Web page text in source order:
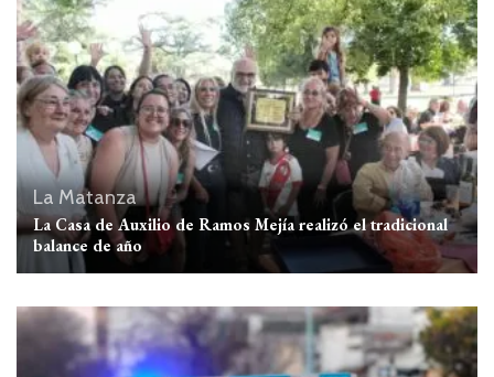
La Matanza
La Casa de Auxilio de Ramos Mejía realizó el tradicional
balance de año